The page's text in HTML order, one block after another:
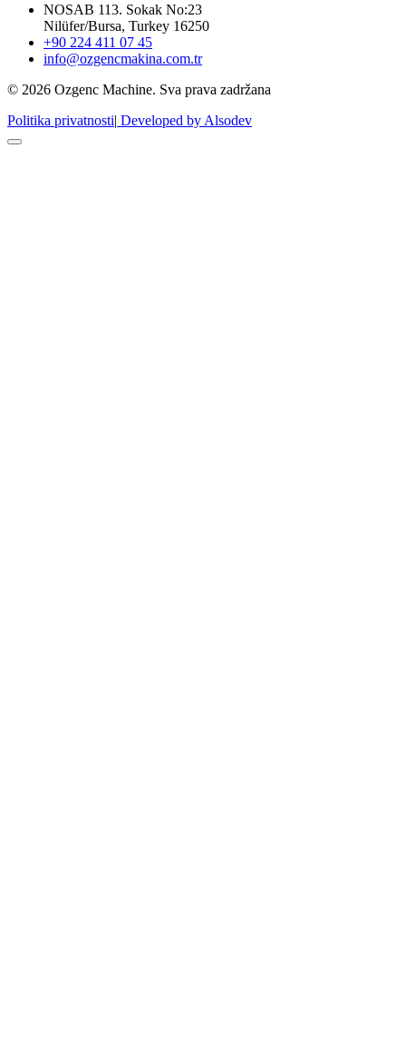
NOSAB 113. Sokak No:23
Nilüfer/Bursa, Turkey 16250
+90 224 411 07 45
info@ozgencmakina.com.tr
© 2026 Ozgenc Machine. Sva prava zadržana
Politika privatnosti| Developed by Alsodev